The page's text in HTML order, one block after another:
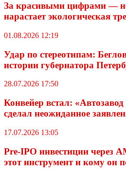
За красивыми цифрами —
нарастает экологическая
01.08.2026 12:19
Удар по стереотипам:
истории губернатора
28.07.2026 17:50
Конвейер встал:
сделал неожиданное
17.07.2026 13:05
Pre-IPO инвестиции через
этот инструмент и кому он